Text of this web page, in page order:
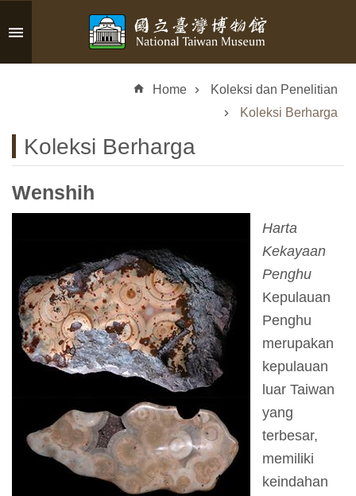
Skip to main content
c
e
S
c
h
Home
Koleksi dan Penelitian
Koleksi Berharga
Koleksi Berharga
Wenshih
Harta
Kekayaan
Penghu
Kepulauan
Penghu
merupakan
kepulauan
luar Taiwan
yang
terbesar,
memiliki
keindahan